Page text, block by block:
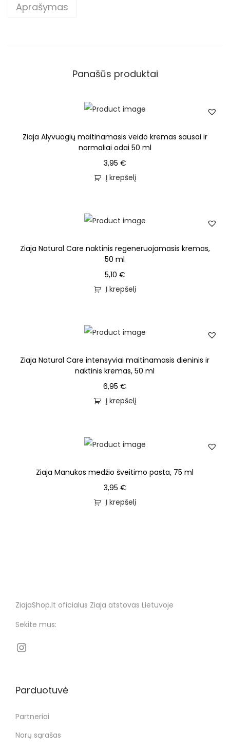
Aprašymas
Panašūs produktai
Ziaja Alyvuogių maitinamasis veido kremas sausai ir
normaliai odai 50 ml
3,95 €
Į krepšelį
Ziaja Natural Care naktinis regeneruojamasis kremas,
50 ml
5,10 €
Į krepšelį
Ziaja Natural Care intensyviai maitinamasis dieninis ir
naktinis kremas, 50 ml
6,95€
Į krepšelį
Ziaja Manukos medžio šveitimo pasta, 75 ml
3,95 €
Į krepšelį
ZiajaShop.lt oficialus Ziaja atstovas Lietuvoje
Sekite mus:
Parduotuvė
Partneriai
Norų sąrašas